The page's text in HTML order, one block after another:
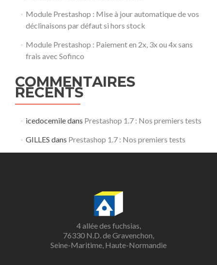
Module Prestashop : Mise à jour automatique de vos
déclinaisons par défaut si hors stock
Module Prestashop : Paiement en 2x, 3x ou 4x sans
frais avec Sofinco
COMMENTAIRES
RÉCENTS
icedocemiledans Prestashop 1.7 : Nos premiers tests
GILLES dans Prestashop 1.7 : Nos premiers tests
4 allée des fuchsias,
76330 N.D. de Gravenchon,
Seine-Maritime, Haute-Normandie